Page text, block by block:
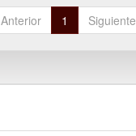
Anterior 1 Siguiente